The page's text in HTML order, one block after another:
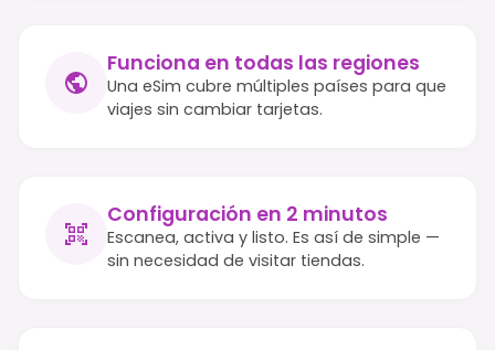
Funciona en todas las regiones
Una eSim cubre múltiples países para que
viajes sin cambiar tarjetas.
Configuración en 2 minutos
Escanea, activa y listo. Es así de simple —
sin necesidad de visitar tiendas.